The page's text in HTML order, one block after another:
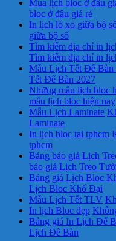
Mua lịch bloc ở đâu
bloc ở đâu giá rẻ
In lịch lò xo giữa bộ
giữa bộ số
Tìm kiếm địa chỉ in
Tìm kiếm địa chỉ in
Mẫu Lịch Tết Để Bàn
Tết Để Bàn 2027
Những mẫu lịch bloc
mẫu lịch bloc hiện nay
Mẫu Lịch Laminate
Laminate
In lịch bloc tại tphcm
tphcm
Bảng báo giá Lịch
báo giá Lịch Treo
Bảng giá Lịch Bloc
Lịch Bloc Khổ Đại
Mẫu Lịch Tết TLV
In lịch Bloc đẹp
Bảng giá In Lịch Để
Lịch Để Bàn